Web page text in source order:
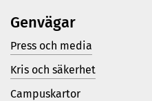
Genvägar
Press och media
Kris och säkerhet
Campuskartor